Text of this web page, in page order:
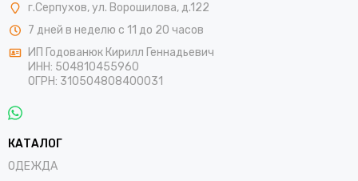
г.Серпухов, ул. Ворошилова, д.122
7 дней в неделю с 11 до 20 часов
ИП Годованюк Кирилл Геннадьевич
ИНН: 504810455960
ОГРН: 310504808400031
КАТАЛОГ
ОДЕЖДА